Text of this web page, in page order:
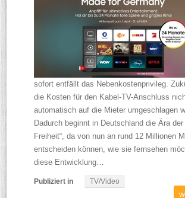
sofort entfällt das Nebenkostenprivileg.
die Kosten für den Kabel-TV-Anschluss
automatisch auf die Mieter umgeschlagen
Dadurch beginnt in Deutschland die Ära der
Freiheit“, da von nun an rund 12 Millionen
entscheiden können, wie sie fernsehen
diese Entwicklung…
Publiziert in TV/Video